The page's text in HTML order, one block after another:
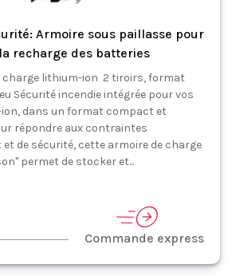
Armoire sous paillasse pour
recharge des batteries
charge lithium-ion 2 tiroirs, format
Sécurité incendie intégrée pour vos
dans un format compact et
répondre aux contraintes
et de sécurité, cette armoire de charge
permet de stocker et...
Commande express